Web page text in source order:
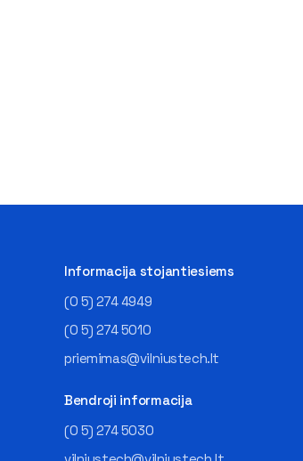
Informacija stojantiesiems
(0 5) 274 4949
(0 5) 274 5010
priemimas@vilniustech.lt
Bendroji informacija
(0 5) 274 5030